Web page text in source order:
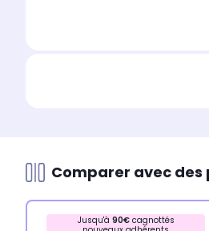
Comparer avec
Jusqu'à 90€cagnottés